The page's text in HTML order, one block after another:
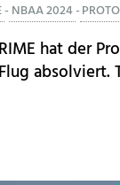
- NBAA 2024-
hat der
absolviert.